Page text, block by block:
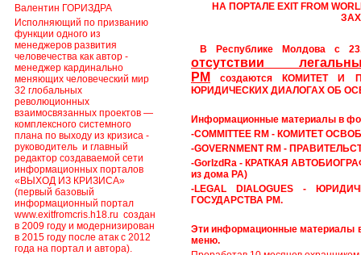
Валентин ГОРИЗДРА
Исполняющий по призванию
функции одного из
менеджеров развития
человечества как автор -
менеджер кардинально
меняющих человеческий мир
32 глобальных
революционных
взаимосвязанных проектов —
комплексного системного
плана по выходу из кризиса -
руководитель и главный
редактор создаваемой сети
информационных порталов
«ВЫХОД ИЗ КРИЗИСА»
(первый базовый
информационный портал
www.exitfromcris.h18.ru создан
в 2009 году и модернизирован
в 2015 году после атак с 2012
года на портал и автора).
НА ПОРТАЛЕ EXIT FROM
В Республике Молдова с
отсутствии
РМ
создаются
КОМИТЕТ И
ЮРИДИЧЕСКИХ ДИАЛОГАХ ОБ
Информационные материалы в
-COMMITTEE RM - КОМИТЕТ
-GOVERNMENT RM -
-GorIzdRa - КРАТКАЯ
из дома РА)
-LEGAL DIALOGUES -
ГОСУДАРСТВА РМ.
Эти информационные материалы
меню.